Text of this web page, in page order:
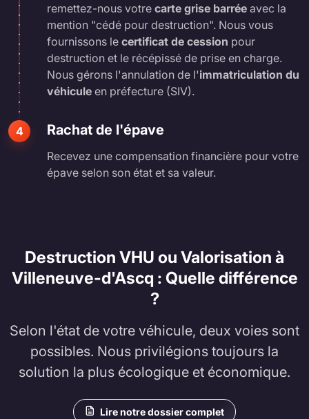
remettez-nous votre carte grise barrée avec la
mention "cédé pour destruction". Nous vous
fournissons le certificat de cession pour
destruction et le récépissé de prise en charge.
Nous gérons l'annulation de l'immatriculation du
véhicule en préfecture (SIV).
4 Rachat de l'épave
Recevez une compensation financière pour votre
épave selon son état et sa valeur.
Destruction VHU ou Valorisation à
Villeneuve-d'Ascq : Quelle différence
?
Selon l'état de votre véhicule, deux voies sont
possibles. Nous privilégions toujours la
solution la plus écologique et économique.
Lire notre dossier complet